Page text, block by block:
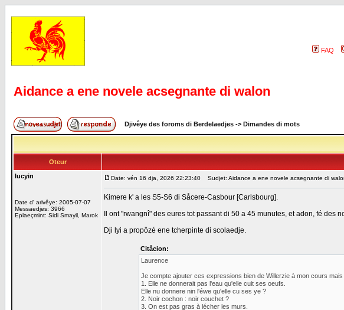
FAQ
Aidance a ene novele acsegnante di walon
Djivêye des foroms di Berdelaedjes -> Dimandes di mots
Oteur
lucyin
Date d' arivêye: 2005-07-07
Messaedjes: 3966
Eplaeçmint: Sidi Smayil, Marok
Date: vén 16 dja, 2026 22:23:40 Sudjet: Aidance a ene novele acsegnante di
Kimere k' a les S5-S6 di Såcere-Casbour [Carlsbourg].
Il ont "rwangnî" des eures tot passant di 50 a 45 munutes, et adon, fé
Dji lyi a propôzé ene tcherpinte di scolaedje.
Citåcion:
Laurence
Je compte ajouter ces expressions bien de Willerzie à mon cours
1. Elle ne donnerait pas l'eau qu'elle cuit ses oeufs.
Elle nu donnere nin l'éwe qu'elle cu ses ye ?
2. Noir cochon : noir couchet ?
3. On est pas gras à lécher les murs.